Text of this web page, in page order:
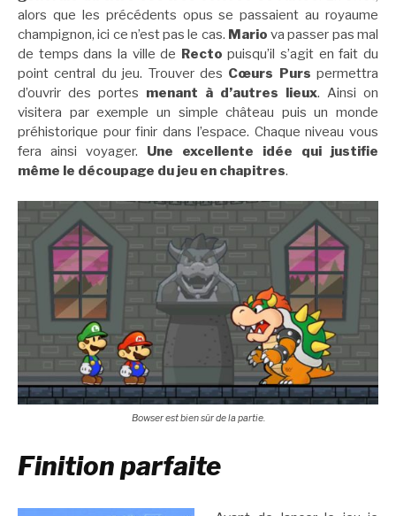
alors que les précédents opus se passaient au royaume
champignon, ici ce n’est pas le cas. Mariova passer pas mal
de temps dans la ville de Recto puisqu’il s’agit en fait du
point central du jeu. Trouver des Cœurs Purs permettra
d’ouvrir des portes menant à d’autres lieux. Ainsi on
visitera par exemple un simple château puis un monde
préhistorique pour finir dans l’espace. Chaque niveau vous
fera ainsi voyager. Une excellente idée qui justifie
même le découpage du jeu en chapitres.
Bowser est bien sûr de la partie.
Finition parfaite